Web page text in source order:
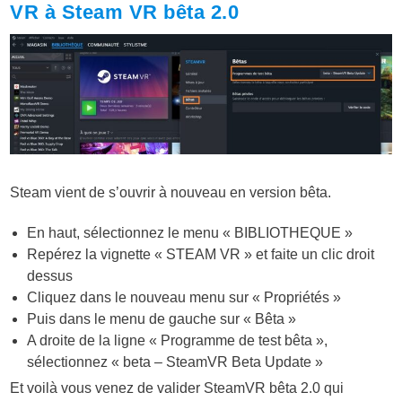
VR à Steam VR bêta 2.0
Steam vient de s’ouvrir à nouveau en version bêta.
En haut, sélectionnez le menu « BIBLIOTHEQUE »
Repérez la vignette « STEAM VR » et faite un clic droit
dessus
Cliquez dans le nouveau menu sur « Propriétés »
Puis dans le menu de gauche sur « Bêta »
A droite de la ligne « Programme de test bêta »,
sélectionnez « beta – SteamVR Beta Update »
Et voilà vous venez de valider SteamVR bêta 2.0 qui